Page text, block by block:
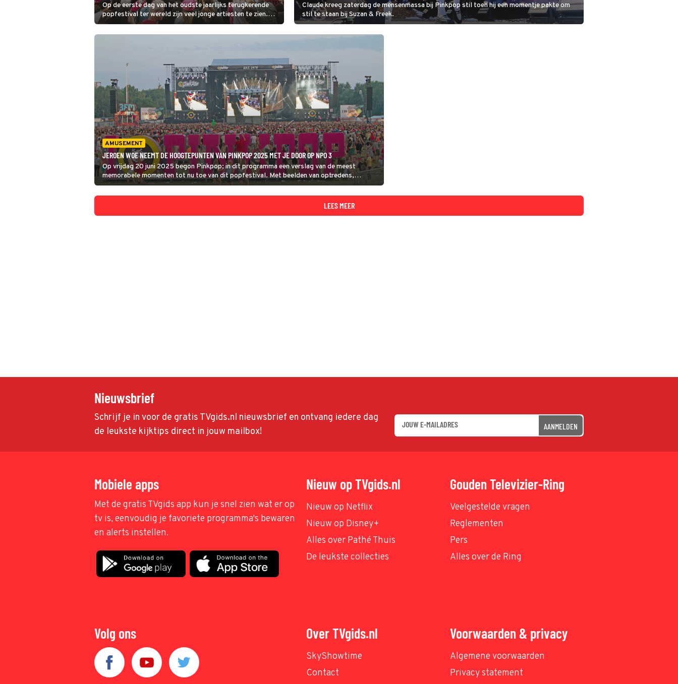
Op de eerste dag van het oudste jaarlijks terugkerende
popfestival ter wereld zijn veel jonge artiesten te zien.
Zoals de Nederlandse zangeressen Roxy Dekker en
Isabel van Gelder. Pinkpop 2026 Live duurt nog tot en
Claude kreeg zaterdag de mensenmassa bij Pinkpop stil toen hij een momentje pakte om
stil te staan bij Suzan & Freek.
AMUSEMENT
JEROEN WOE NEEMT DE HOOGTEPUNTEN VAN PINKPOP 2025 MET JE DOOR OP NPO 3
Op vrijdag 20 juni 2025 begon Pinkpop; in dit programma een verslag van de meest
memorabele momenten tot nu toe van dit popfestival. Met beelden van optredens,
backstage-interviews en natuurlijk een sfeerimpressie van de camping.
LEES MEER
Nieuwsbrief
Schrijf je in voor de gratis TVgids.nl nieuwsbrief en ontvang iedere dag
de leukste kijktips direct in jouw mailbox!
AANMELDEN
Mobiele apps
Met de gratis TVgids app kun je snel zien wat er op
tv is, eenvoudig je favoriete programma's bewaren
en alerts instellen.
Nieuw op TVgids.nl
Nieuw op Netflix
Nieuw op Disney+
Alles over Pathé Thuis
De leukste collecties
Gouden Televizier-Ring
Veelgestelde vragen
Reglementen
Pers
Alles over de Ring
Volg ons Over TVgids.nl
SkyShowtime
Contact
Voorwaarden & privacy
Algemene voorwaarden
Privacy statement